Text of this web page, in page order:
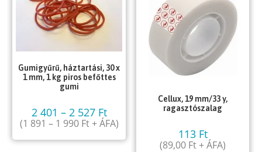
Gumigyűrű, háztartási, 30 x
1 mm, 1 kg piros befőttes
gumi
2 401 – 2 527 Ft
(1 891 – 1 990 Ft+ ÁFA)
Cellux, 19 mm/33 y,
ragasztószalag
113 Ft
(89,00 Ft+ ÁFA)